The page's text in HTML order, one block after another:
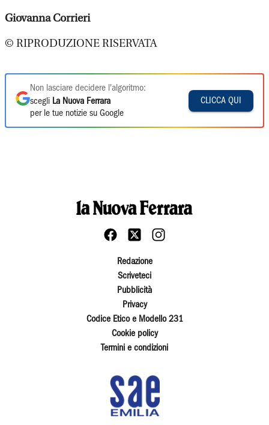
Giovanna Corrieri
© RIPRODUZIONE RISERVATA
Non lasciare decidere l'algoritmo:
scegli La Nuova Ferrara
per le tue notizie su Google
CLICCA QUI
Redazione
Scriveteci
Pubblicità
Privacy
Codice Etico e Modello 231
Cookie policy
Termini e condizioni